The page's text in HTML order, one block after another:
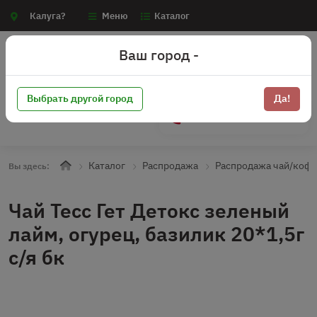
Калуга? Меню Каталог
Вы здесь: Каталог Распродажа Распродажа чай/кофе
Чай Тесс Гет Детокс зеленый
лайм, огурец, базилик 20*1,5г
с/я бк
Ваш город -
Выбрать другой город Да!